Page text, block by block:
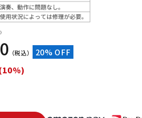
配信/ライブ
機器
（税込）
20% OFF